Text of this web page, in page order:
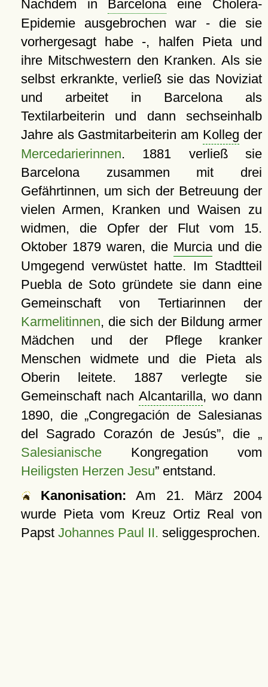
Nachdem in Barcelonaeine Cholera-
Epidemie ausgebrochen war - die sie
vorhergesagt habe -, halfen Pieta und
ihre Mitschwestern den Kranken. Als sie
selbst erkrankte, verließ sie das Noviziat
und arbeitet in Barcelona als
Textilarbeiterin und dann sechseinhalb
Jahre als Gastmitarbeiterin am Kolleg der
Mercedarierinnen. 1881 verließ sie
Barcelona zusammen mit drei
Gefährtinnen, um sich der Betreuung der
vielen Armen, Kranken und Waisen zu
widmen, die Opfer der Flut vom 15.
Oktober 1879 waren, die Murciaund die
Umgegend verwüstet hatte. Im Stadtteil
Puebla de Soto gründete sie dann eine
Gemeinschaft von Tertiarinnen der
Karmelitinnen, die sich der Bildung armer
Mädchen und der Pflege kranker
Menschen widmete und die Pieta als
Oberin leitete. 1887 verlegte sie
Gemeinschaft nachAlcantarilla, wo dann
1890, die Congregación de Salesianas
del Sagrado Corazón de Jesús , die
SalesianischeKongregation vom
Heiligsten Herzen Jesu entstand.
Kanonisation: Am 21. März 2004
wurde Pieta vom Kreuz Ortiz Real von
Papst Johannes Paul II. seliggesprochen.